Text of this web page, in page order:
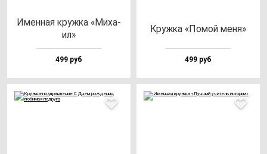
Имен­ная круж­ка «Миха­
ил»
499 руб
Круж­ка «Помой ме­ня»
499 руб